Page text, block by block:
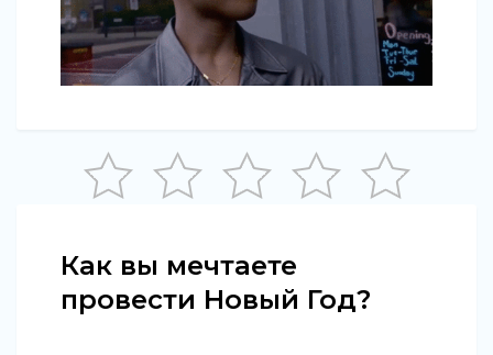
Как вы мечтаете
провести Новый Год?